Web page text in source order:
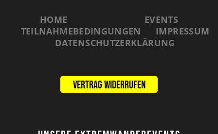
HOME
EVENTS
TEILNAHMEBEDINGUNGEN
IMPRESSUM
DATENSCHUTZERKLÄRUNG
Vertrag widerrufen